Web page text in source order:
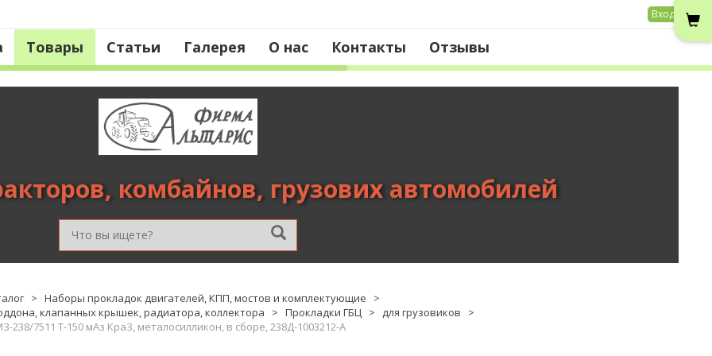
Вход
Товары Статьи Галерея О нас Контакты Отзывы
комбайнов, грузових автомобилей
> Наборы прокладок двигателей, КПП, мостов и комплектующие
>
клапанных крышек, радиатора, коллектора
> Прокладки ГБЦ > для грузовиков
>
238/7511 Т-150 мАз КраЗ, металосилликон, в сборе, 238Д-1003212-А